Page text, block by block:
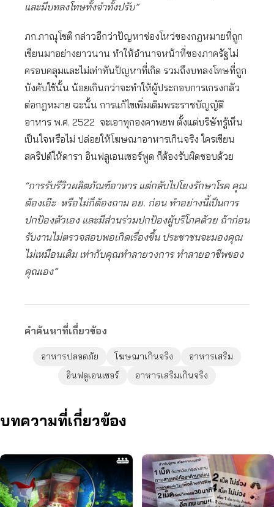
และมีบทลงโทษทั้งจำทั้งปรับ”
ภก.ภาณุโชติ กล่าวอีกว่าปัญหาช่องโหว่ของกฎหมายที่ถูก
เขียนมาอย่างยาวนาน ทำให้อำนาจหน้าที่ของภาครัฐไม่
ครอบคลุมและไม่เท่าทันปัญหาที่เกิด รวมถึงบทลงโทษที่ถูก
บังคับใช้นั้น น้อยเกินกว่าจะทำให้ผู้ประกอบการเกรงกลัว
ต่อกฎหมาย ฉะนั้น การแก้ไขเพิ่มเติมพระราชบัญญัติ
อาหาร พ.ศ. 2522 จะเอาทุกองคาพยพ ตั้งแต่บริษัทรู้เห็น
เป็นใจหรือไม่ ปล่อยให้โฆษณาอาหารเกินจริง ใครเขียน
สคริปต์ให้ดารา อินฟลูเอนเซอร์พูด ก็ต้องรับผิดชอบด้วย
“การรับรีวิวผลิตภัณฑ์อาหาร แต่กลับไปโยงรักษาโรค คุณ
ต้องเอ๊ะ หรือไม่ก็ต้องถาม อย. ก่อน ทำอย่างนี้เป็นการ
ปกป้องตัวเอง และมีส่วนร่วมปกป้องผู้บริโภคด้วย ถ้าก่อน
รับงานไม่ตรวจสอบพอเกิดเรื่องขึ้น ประชาชนจะมองคุณ
ไม่เหมือนเดิม เท่ากับคุณทําลายวงการ ทำลายอาชีพของ
คุณเอง”
คำค้นหาที่เกี่ยวข้อง
อาหารปลอดภัย โฆษณาเกินจริง
อาหารเสริม
อินฟลูเอนเซอร์
อาหารเสริมเกินจริง
บทความที่เกี่ยวข้อง